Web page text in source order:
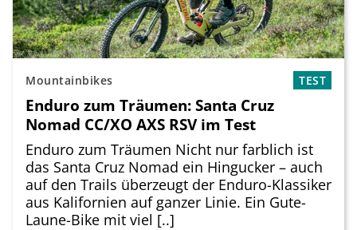
Mountainbikes TEST
Enduro zum Träumen: Santa Cruz
Nomad CC/XO AXS RSV im Test
Enduro zum Träumen Nicht nur farblich ist
das Santa Cruz Nomad ein Hingucker – auch
auf den Trails überzeugt der Enduro-Klassiker
aus Kalifornien auf ganzer Linie. Ein Gute-
Laune-Bike mit viel [..]